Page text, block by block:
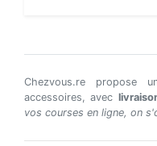
Chezvous.re propose
accessoires, avec
vos courses en ligne, on